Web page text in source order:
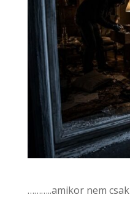
………..amikor nem